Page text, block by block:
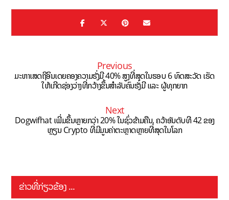
Previous
ມະຫາເສດຖີອິນເດຍຄອງຄວາມຮັ່ງມີ 40% ສູງທີ່ສຸດໃນຮອບ 6 ທົດສະວັດ ເຮັດ
ໃຫ້ເກີດຊ່ອງວ່າງທີ່ກວ້າງຂຶ້ນສຳລັບຄົນຮັ່ງມີ ແລະ ຜູ້ທຸກຍາກ
Next
Dogwifhat ເພີ່ມຂຶ້ນຫຼາຍກວ່າ 20% ໃນຊົ່ວຂ້າມຄືນ, ຄວ້າອັນດັບທີ 42 ຂອງ
ຫຼຽນ Crypto ທີ່ມີມູນຄ່າຕະຫຼາດຫຼາຍທີ່ສຸດໃນໂລກ
ຂ່າວທີ່ກ່ຽວຂ້ອງ ...